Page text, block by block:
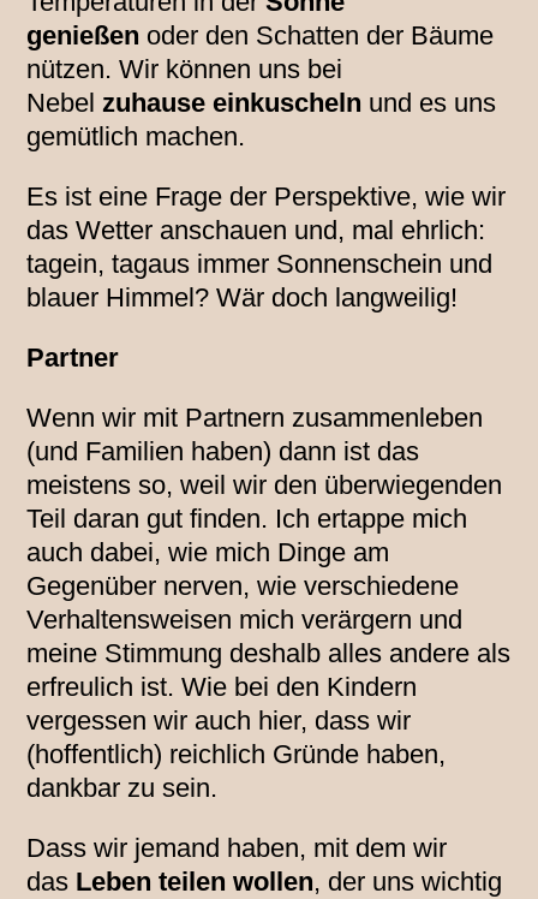
genießen oder den Schatten der Bäume
nützen. Wir können uns bei
Nebelzuhause einkuscheln und es uns
gemütlich machen.
Es ist eine Frage der Perspektive, wie wir
das Wetter anschauen und, mal ehrlich:
tagein, tagaus immer Sonnenschein und
blauer Himmel? Wär doch langweilig!
Partner
Wenn wir mit Partnern zusammenleben
(und Familien haben) dann ist das
meistens so, weil wir den überwiegenden
Teil daran gut finden. Ich ertappe mich
auch dabei, wie mich Dinge am
Gegenüber nerven, wie verschiedene
Verhaltensweisen mich verärgern und
meine Stimmung deshalb alles andere als
erfreulich ist. Wie bei den Kindern
vergessen wir auch hier, dass wir
(hoffentlich) reichlich Gründe haben,
dankbar zu sein.
Dass wir jemand haben, mit dem wir
das Leben teilen wollen, der uns wichtig